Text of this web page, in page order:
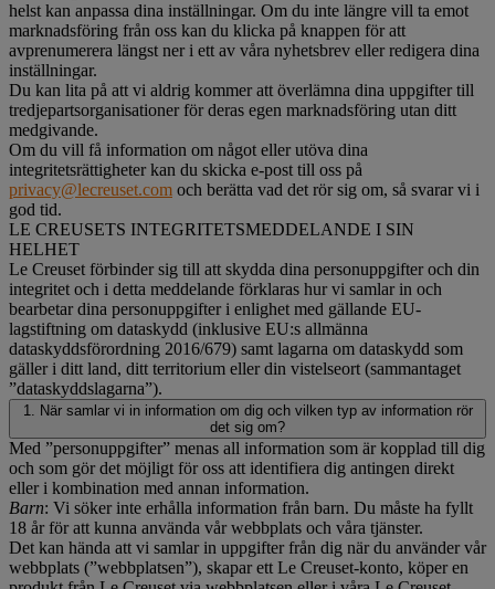
helst kan anpassa dina inställningar. Om du inte längre vill ta emot
marknadsföring från oss kan du klicka på knappen för att
avprenumerera längst ner i ett av våra nyhetsbrev eller redigera dina
inställningar.
Du kan lita på att vi aldrig kommer att överlämna dina uppgifter till
tredjepartsorganisationer för deras egen marknadsföring utan ditt
medgivande.
Om du vill få information om något eller utöva dina
integritetsrättigheter kan du skicka e-post till oss på
privacy@lecreuset.com och berätta vad det rör sig om, så svarar vi i
god tid.
LE CREUSETS INTEGRITETSMEDDELANDE I SIN
HELHET
Le Creuset förbinder sig till att skydda dina personuppgifter och din
integritet och i detta meddelande förklaras hur vi samlar in och
bearbetar dina personuppgifter i enlighet med gällande EU-
lagstiftning om dataskydd (inklusive EU:s allmänna
dataskyddsförordning 2016/679) samt lagarna om dataskydd som
gäller i ditt land, ditt territorium eller din vistelseort (sammantaget
”dataskyddslagarna”).
1. När samlar vi in information om dig och vilken typ av information rör
det sig om?
Med ”personuppgifter” menas all information som är kopplad till dig
och som gör det möjligt för oss att identifiera dig antingen direkt
eller i kombination med annan information.
Barn: Vi söker inte erhålla information från barn. Du måste ha fyllt
18 år för att kunna använda vår webbplats och våra tjänster.
Det kan hända att vi samlar in uppgifter från dig när du använder vår
webbplats (”webbplatsen”), skapar ett Le Creuset-konto, köper en